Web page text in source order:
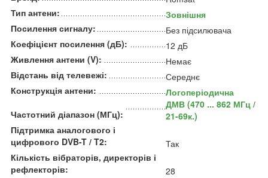
Тип антени:
Зовнішня
Посилення сигналу:
Без підсилювача
Коефіцієнт посилення (дБ):
12 дБ
Живлення антени (V):
Немає
Відстань від телевежі:
Середнє
Конструкція антени:
Логоперіодична
Частотний діапазон (МГц):
ДМВ (470 ... 862 МГц /
21-69к.)
Підтримка аналогового і
цифрового DVB-T / T2:
Так
Кількість вібраторів, директорів і
рефлекторів:
28